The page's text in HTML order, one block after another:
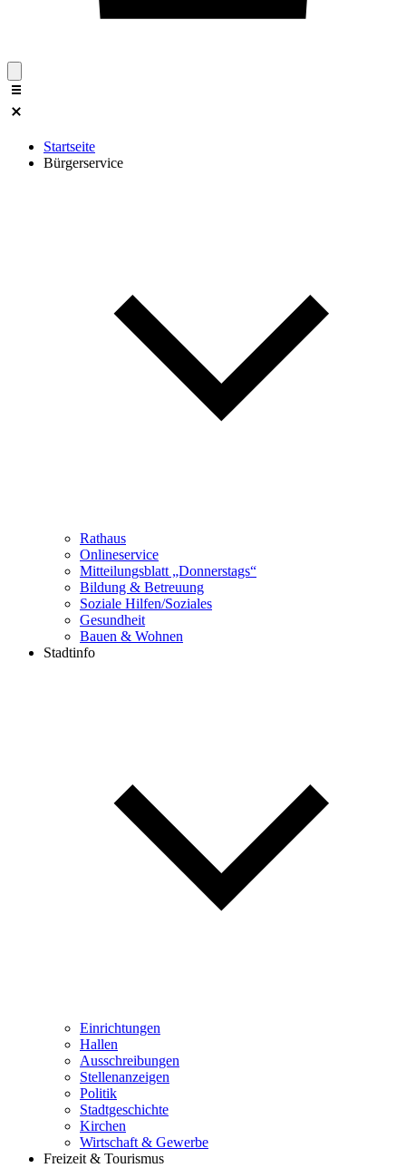
Startseite
Bürgerservice
Rathaus
Onlineservice
Mitteilungsblatt „Donnerstags“
Bildung & Betreuung
Soziale Hilfen/Soziales
Gesundheit
Bauen & Wohnen
Stadtinfo
Einrichtungen
Hallen
Ausschreibungen
Stellenanzeigen
Politik
Stadtgeschichte
Kirchen
Wirtschaft & Gewerbe
Freizeit & Tourismus